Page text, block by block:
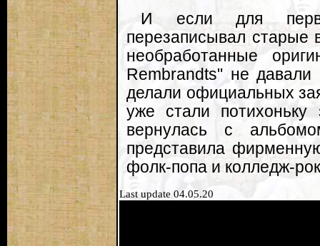
И если для
перезаписывал
необработанные
Rembrandts" не
делали официальных
уже стали потихоньку
вернулась с
представила
фолк-попа и колледж-
Last update 04.05.20